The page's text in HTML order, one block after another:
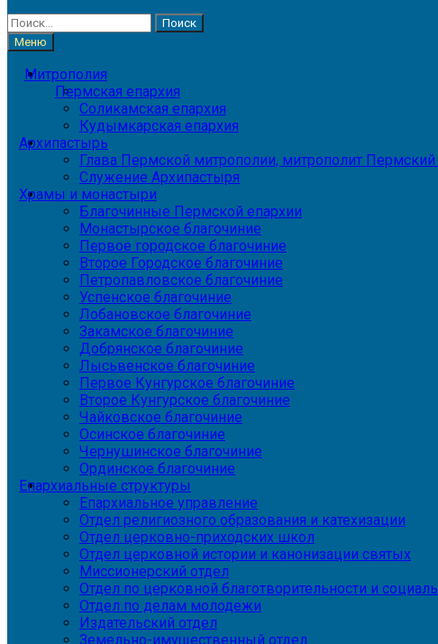
Найти:
Меню
Митрополия
Пермская епархия
Соликамская епархия
Кудымкарская епархия
Архипастырь
Глава Пермской митрополии, митрополит Пермский
Служение Архипастыря
Храмы и монастыри
Благочинные Пермской епархии
Монастырское благочиние
Первое городское благочиние
Второе Городское благочиние
Петропавловское благочиние
Успенское благочиние
Лобановское благочиние
Закамское благочиние
Добрянское благочиние
Лысьвенское благочиние
Первое Кунгурское благочиние
Второе Кунгурское благочиние
Чайковское благочиние
Осинское благочиние
Чернушинское благочиние
Ординское благочиние
Епархиальные структуры
Епархиальное управление
Отдел религиозного образования и катехизации
Отдел церковно-приходских школ
Отдел церковной истории и канонизации святых
Миссионерский отдел
Отдел по церковной благотворительности и
Отдел по делам молодежи
Издательский отдел
Земельно-имущественный отдел